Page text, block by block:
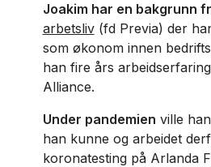
Joakim har en bakgrunn
arbetsliv(fd Previa) der
som økonom innen
han fire års
Alliance.
Under pandemien ville
han kunne og arbeidet
koronatesting på Arlanda